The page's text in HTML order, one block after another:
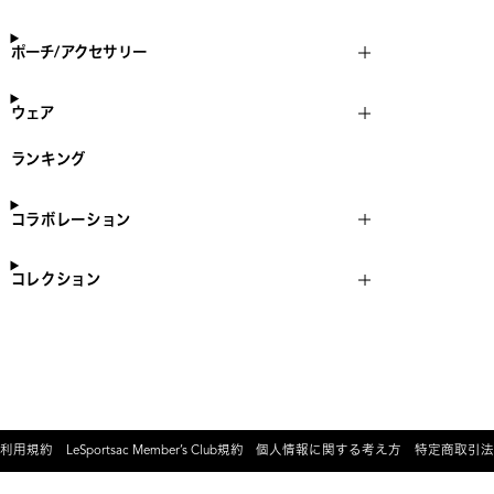
ポーチ/アクセサリー
ウェア
ランキング
コラボレーション
コレクション
利用規約 LeSportsac Member’s Club規約 個人情報に関する考え方 特定商取引